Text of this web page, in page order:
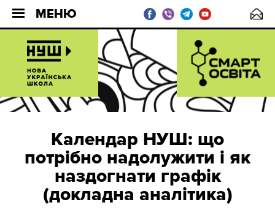
МЕНЮ
Календар НУШ: що
потрібно надолужити і як
наздогнати графік
(докладна аналітика)